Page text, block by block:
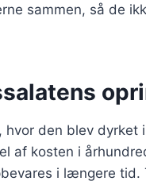
sammen, så de
hvor den blev dyrket i
af kosten i
i længere tid.